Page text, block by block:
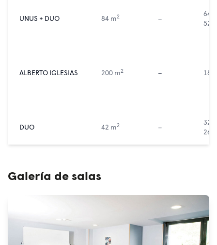
UNUS + DUO 84 m2 –
64
52
ALBERTO IGLESIAS 200 m2 – 180
DUO 42 m2 –
32
26
Galería de salas